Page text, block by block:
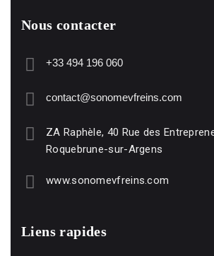
Nous contacter
+33 494 196 060
contact@sonomevfreins.com
ZA Raphèle, 40 Rue des
Roquebrune-sur-Argens
www.sonomevfreins.com
Liens rapides